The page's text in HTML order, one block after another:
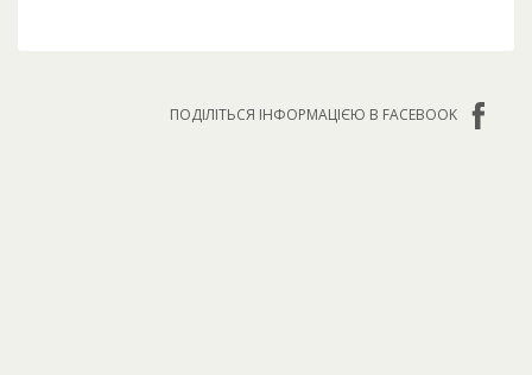
ПОДІЛІТЬСЯ ІНФОРМАЦІЄЮ В FACEBOOK